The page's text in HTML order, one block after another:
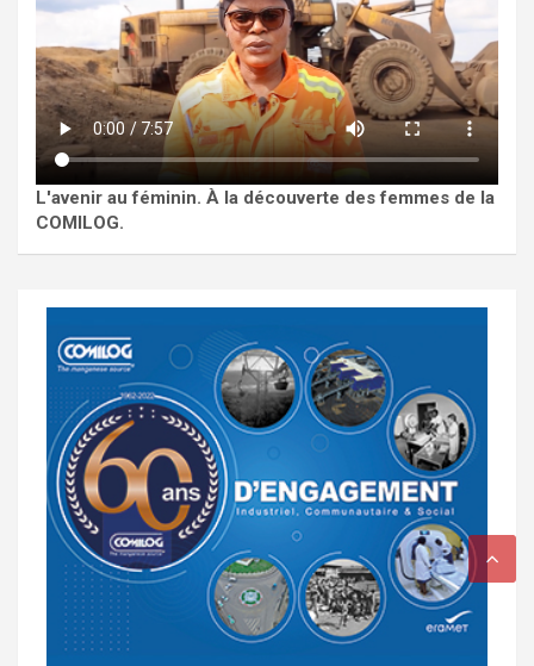
L'avenir au féminin. À la découverte des femmes de la
COMILOG.